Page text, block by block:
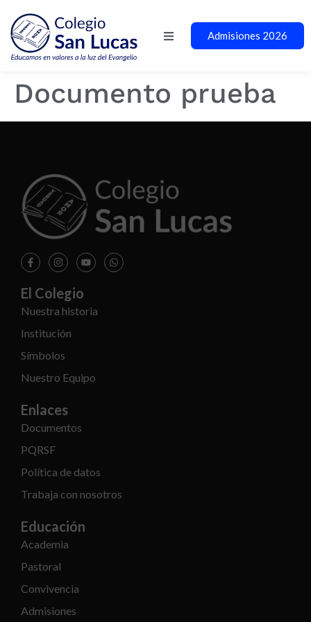
Admisiones 2026
Documento prueba
El Colegio
Nuestra historia
Institución
Símbolos
Nuestro Equipo
Enlaces
Documentos
PQRSF
Política de datos
Trabaja con nosotros
Educación
Academia
Pastoral
Convivencia
Admisiones